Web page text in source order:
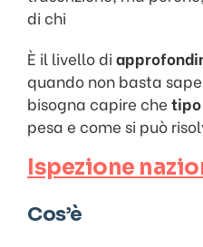
di chi
È il livello di
quando non basta
bisogna capire che
pesa e come si può
Ispezione
Cos’è